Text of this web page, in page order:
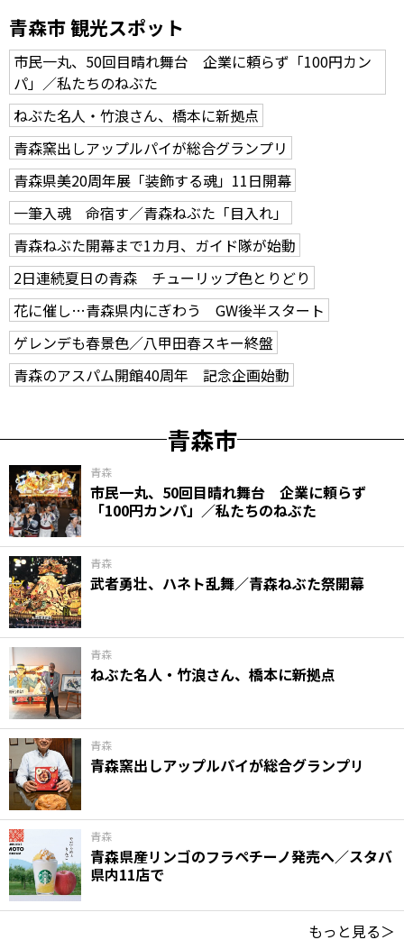
青森市 観光スポット
市民一丸、50回目晴れ舞台 企業に頼らず「100円カン
パ」／私たちのねぶた
ねぶた名人・竹浪さん、橋本に新拠点
青森窯出しアップルパイが総合グランプリ
青森県美20周年展「装飾する魂」11日開幕
一筆入魂 命宿す／青森ねぶた「目入れ」
青森ねぶた開幕まで1カ月、ガイド隊が始動
2日連続夏日の青森 チューリップ色とりどり
花に催し…青森県内にぎわう GW後半スタート
ゲレンデも春景色／八甲田春スキー終盤
青森のアスパム開館40周年 記念企画始動
青森市
青森
市民一丸、50回目晴れ舞台 企業に頼らず
「100円カンパ」／私たちのねぶた
青森
武者勇壮、ハネト乱舞／青森ねぶた祭開幕
青森
ねぶた名人・竹浪さん、橋本に新拠点
青森
青森窯出しアップルパイが総合グランプリ
青森
青森県産リンゴのフラペチーノ発売へ／スタバ
県内11店で
もっと見る＞